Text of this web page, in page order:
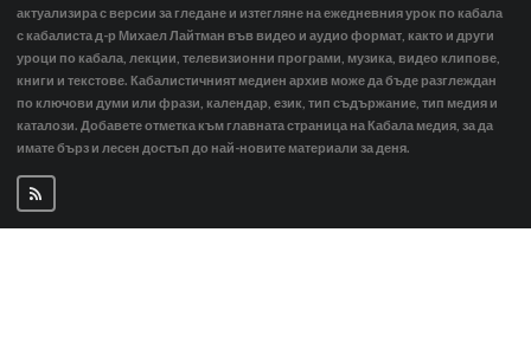
актуализира с версии за гледане и изтегляне на ежедневния урок по кабала
с кабалиста д-р Михаел Лайтман във видео и аудио формат, както и други
уроци по кабала, лекции, телевизионни програми, музика, видео клипове,
книги и текстове. Кабалистичният медиен архив може да бъде разглеждан
по ключови думи или фрази, календар, език, тип съдържание, тип медия и
каталози. Добавете отметка към главната страница на Кабала медия, за да
имате бърз и лесен достъп до най-новите материали за деня.